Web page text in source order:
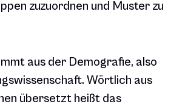
zuzuordnen und Muster zu
aus der Demografie, also
Wörtlich aus
übersetzt heißt das